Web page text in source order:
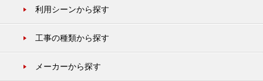
利用シーンから探す
工事の種類から探す
メーカーから探す